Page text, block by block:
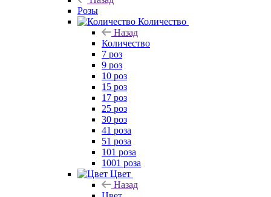
Розы
Количество
Назад
Количество
7 роз
9 роз
10 роз
15 роз
17 роз
25 роз
30 роз
41 роза
51 роза
101 роза
1001 роза
Цвет
Назад